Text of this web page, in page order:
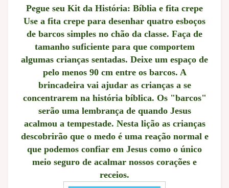
Pegue seu Kit da História: Bíblia e fita crepe
Use a fita crepe para desenhar quatro esboços
de barcos simples no chão da classe. Faça de
tamanho suficiente para que comportem
algumas crianças sentadas. Deixe um espaço de
pelo menos 90 cm entre os barcos. A
brincadeira vai ajudar as crianças a se
concentrarem na história bíblica. Os "barcos"
serão uma lembrança de quando Jesus
acalmou a tempestade. Nesta lição as crianças
descobrirão que o medo é uma reação normal e
que podemos confiar em Jesus como o único
meio seguro de acalmar nossos corações e
receios.